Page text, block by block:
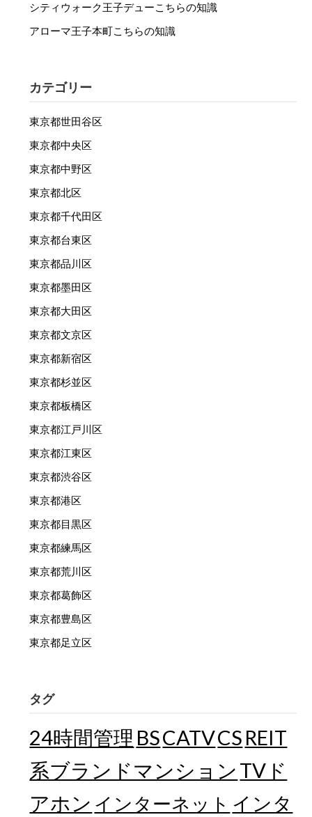
シティウォーク王子デューこちらの知識
アローマ王子本町こちらの知識
カテゴリー
東京都世田谷区
東京都中央区
東京都中野区
東京都北区
東京都千代田区
東京都台東区
東京都品川区
東京都墨田区
東京都大田区
東京都文京区
東京都新宿区
東京都杉並区
東京都板橋区
東京都江戸川区
東京都江東区
東京都渋谷区
東京都港区
東京都目黒区
東京都練馬区
東京都荒川区
東京都葛飾区
東京都豊島区
東京都足立区
タグ
24時間管理 BSCATVCS REIT
系ブランドマンション TVド
アホン インターネット インタ